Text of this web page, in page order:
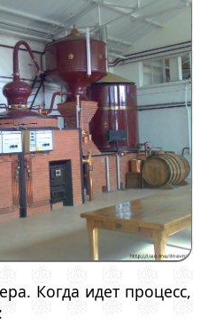
Когда идет процесс,